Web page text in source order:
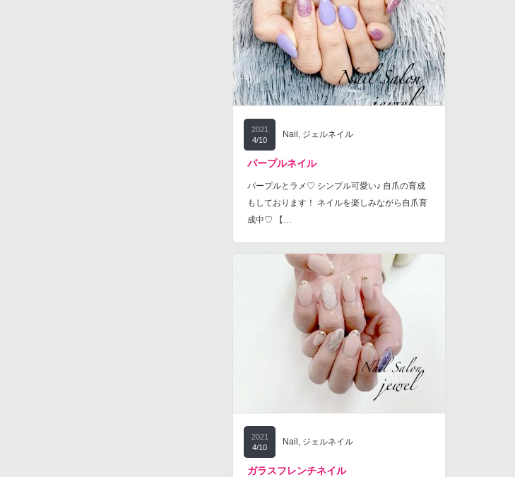
2021
4/10
Nail , ジェルネイル
パープルネイル
パープルとラメ♡ シンプル可愛い♪ 自爪の育成
もしております！ ネイルを楽しみながら自爪育
成中♡ 【…
2021
4/10
Nail , ジェルネイル
ガラスフレンチネイル